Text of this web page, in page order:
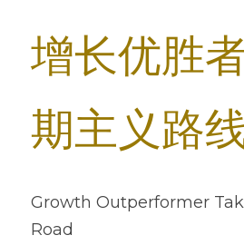
增长优胜
期主义路
Growth Outperformer
Road